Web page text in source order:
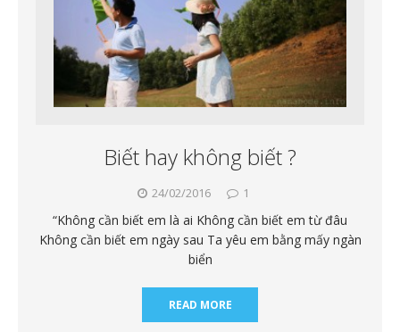
Biết hay không biết ?
24/02/2016 1
“Không cần biết em là ai Không cần biết em từ đâu
Không cần biết em ngày sau Ta yêu em bằng mấy ngàn
biển
READ MORE